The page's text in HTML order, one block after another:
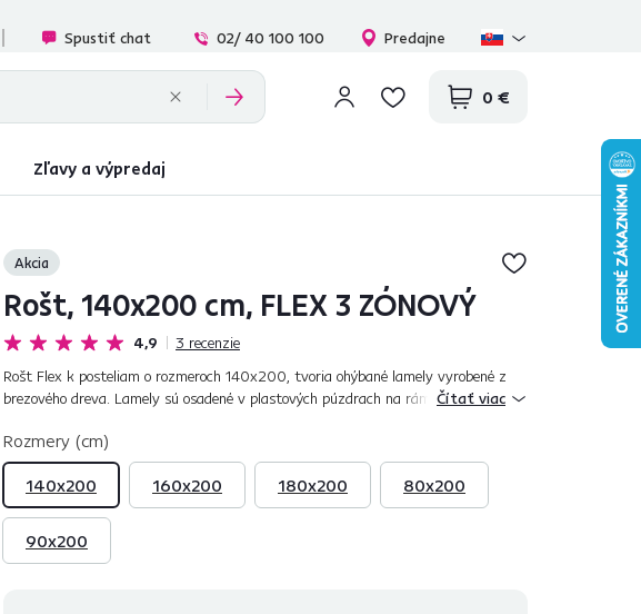
Spustiť chat 02/ 40 100 100 Predajne
0 €
Zľavy a výpredaj
Akcia
Rošt, 140x200 cm, FLEX 3 ZÓNOVÝ
4,9 3 recenzie
Rošt Flex k posteliam o rozmeroch 140x200, tvoria ohýbané lamely vyrobené z
brezového dreva. Lamely sú osadené v plastových púzdrach na ráme roštu. Ideálne
Čítať viac
Rozmery (cm)
140x200
160x200 180x200 80x200
90x200